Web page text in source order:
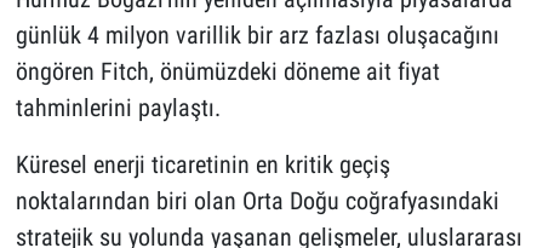
günlük 4 milyon varillik bir arz fazlası oluşacağını
öngören Fitch, önümüzdeki döneme ait fiyat
tahminlerini paylaştı.
Küresel enerji ticaretinin en kritik geçiş
noktalarından biri olan Orta Doğu coğrafyasındaki
stratejik su yolunda yaşanan gelişmeler, uluslararası